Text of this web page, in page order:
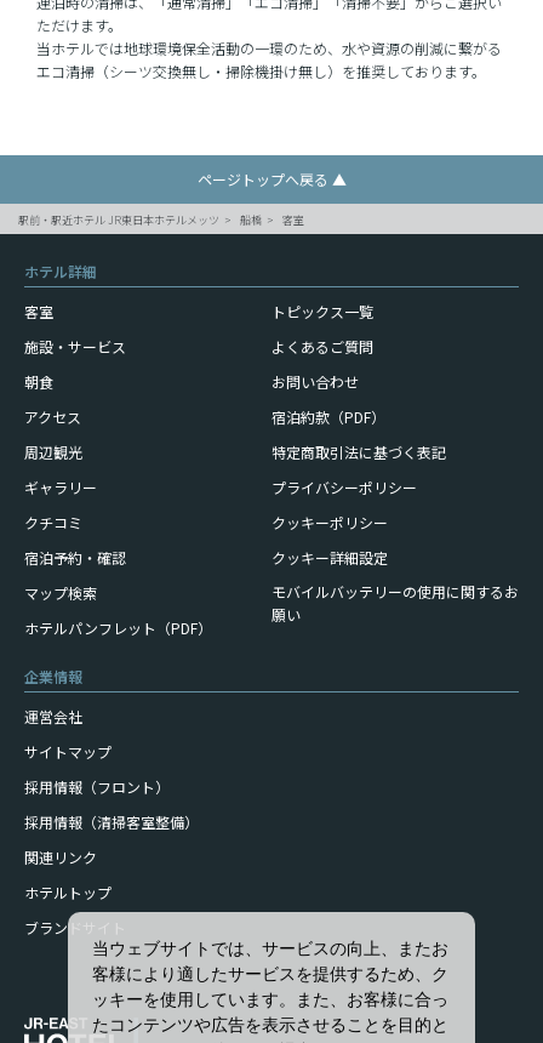
ただけます。
当ホテルでは地球環境保全活動の一環のため、水や資源の削減に繋がる
エコ清掃（シーツ交換無し・掃除機掛け無し）を推奨しております。
ページトップへ戻る ▲
駅前・駅近ホテル JR東日本ホテルメッツ 船橋 客室
ホテル詳細
客室
施設・サービス
朝食
アクセス
周辺観光
ギャラリー
クチコミ
宿泊予約・確認
マップ検索
ホテルパンフレット（PDF）
トピックス一覧
よくあるご質問
お問い合わせ
宿泊約款（PDF）
特定商取引法に基づく表記
プライバシーポリシー
クッキーポリシー
クッキー詳細設定
モバイルバッテリーの使用に関するお
願い
企業情報
運営会社
サイトマップ
採用情報（フロント）
採用情報（清掃客室整備）
関連リンク
ホテルトップ
ブランドサイト
当ウェブサイトでは、サービスの向上、またお
客様により適したサービスを提供するため、ク
ッキーを使用しています。また、お客様に合っ
たコンテンツや広告を表示させることを目的と